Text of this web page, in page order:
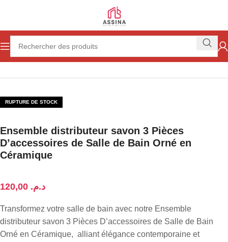
Accueil Salle de bain Distributeur savon et porte-savon
RUPTURE DE STOCK
Ensemble distributeur savon 3 Pièces
D’accessoires de Salle de Bain Orné en
Céramique
د.م.
Transformez votre salle de bain avec notre Ensemble
distributeur savon 3 Pièces D’accessoires de Salle de Bain
Orné en Céramique, alliant élégance contemporaine et